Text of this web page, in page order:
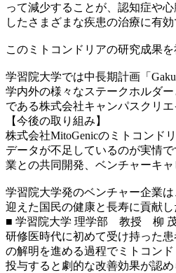
って減少することが、認知症や
したさまざまな疾患の治療に有
このミトコンドリアの研究成果
学習院大学では中長期計画「
学内外の様々なステークホルダ
である株式会社キャンパスクリ
【今後の取り組み】
株式会社MitoGenicのミトコンド
データが不足しているのが実情
業との共同開発、ベンチャーキ
学習院大学発のベンチャー企業
迎えた国民の健康と長寿に貢献し
■ 学習院大学 理学部 教授 柳
研修医時代に初めて受け持った
の解明を進める過程でミトコン
投与すると劇的な改善効果が認